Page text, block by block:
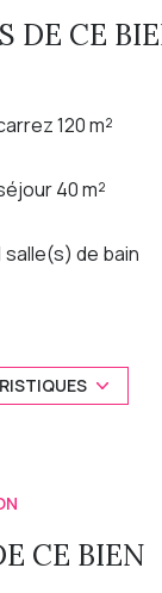
DE CE
120 m²
40 m²
salle(s) de bain
CE BIEN